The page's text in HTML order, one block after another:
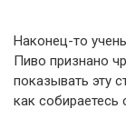
Наконец-то
Пиво признано
показывать эту
как собираетесь